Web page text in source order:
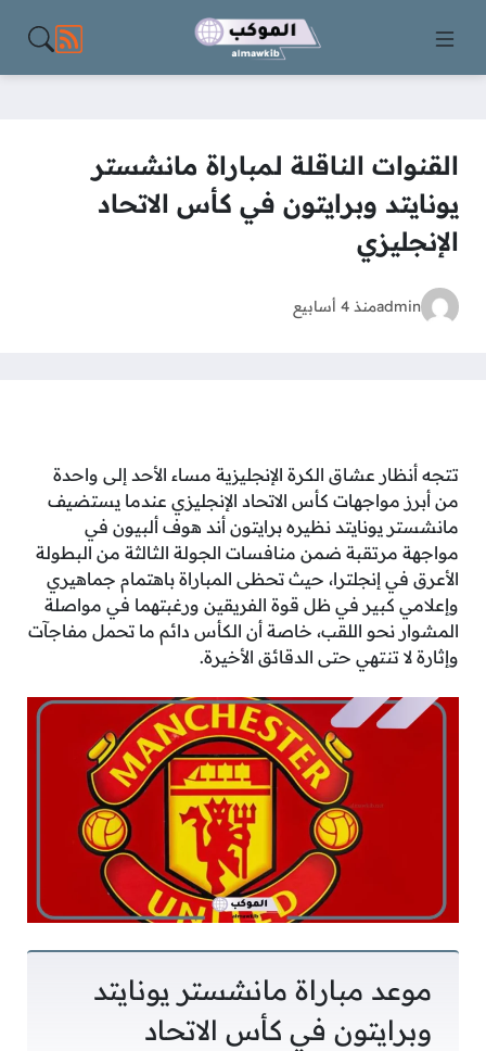
مواقع
القنوات الناقلة لمباراة مانشستر
يونايتد وبرايتون في كأس الاتحاد
الإنجليزي
adminمنذ 4 أسابيع
تتجه أنظار عشاق الكرة الإنجليزية مساء الأحد إلى واحدة
من أبرز مواجهات كأس الاتحاد الإنجليزي عندما يستضيف
مانشستر يونايتد نظيره برايتون أند هوف ألبيون في
مواجهة مرتقبة ضمن منافسات الجولة الثالثة من البطولة
الأعرق في إنجلترا، حيث تحظى المباراة باهتمام جماهيري
وإعلامي كبير في ظل قوة الفريقين ورغبتهما في مواصلة
المشوار نحو اللقب، خاصة أن الكأس دائم ما تحمل مفاجآت
وإثارة لا تنتهي حتى الدقائق الأخيرة.
موعد مباراة مانشستر يونايتد
وبرايتون في كأس الاتحاد